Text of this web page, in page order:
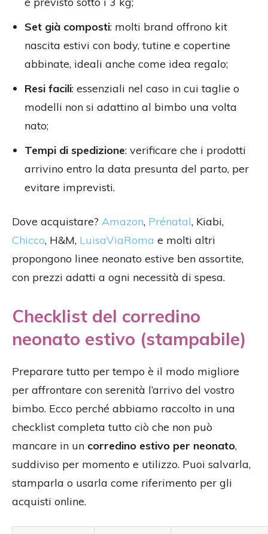
Set già composti: molti brand offrono kit
nascita estivi con body, tutine e copertine
abbinate, ideali anche come idea regalo;
Resi facili: essenziali nel caso in cui taglie o
modelli non si adattino al bimbo una volta
nato;
Tempi di spedizione: verificare che i prodotti
arrivino entro la data presunta del parto, per
evitare imprevisti.
Dove acquistare? Amazon, Prénatal, Kiabi,
Chicco, H&M, LuisaViaRoma e molti altri
propongono linee neonato estive ben assortite,
con prezzi adatti a ogni necessità di spesa.
Checklist del corredino
neonato estivo (stampabile)
Preparare tutto per tempo è il modo migliore
per affrontare con serenità l’arrivo del vostro
bimbo. Ecco perché abbiamo raccolto in una
checklist completa tutto ciò che non può
mancare in un corredino estivo per neonato,
suddiviso per momento e utilizzo. Puoi salvarla,
stamparla o usarla come riferimento per gli
acquisti online.